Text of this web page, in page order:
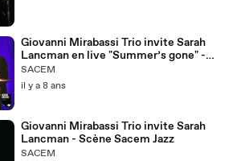
Giovanni Mirabassi Trio invite Sarah
Lancman en live "Summer’s gone" -
Scène Sacem Jazz
SACEM
il y a 8 ans
Giovanni Mirabassi Trio invite Sarah
Lancman - Scène Sacem Jazz
SACEM